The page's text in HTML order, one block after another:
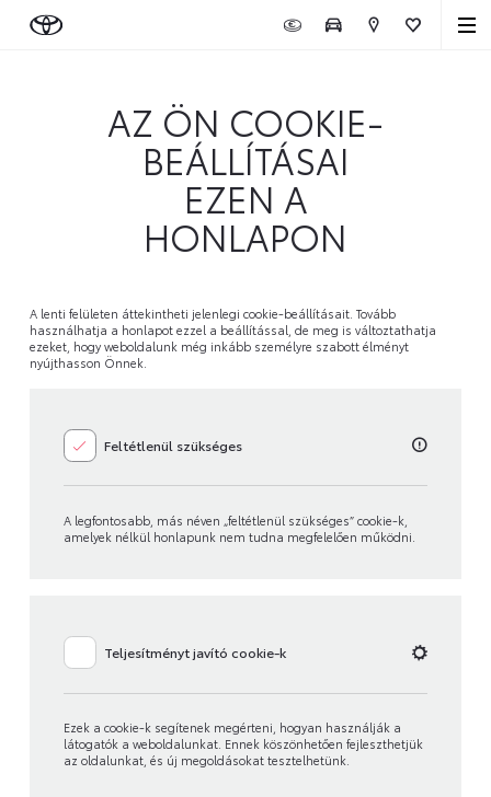
AZ ÖN COOKIE-
BEÁLLÍTÁSAI
EZEN A
HONLAPON
A lenti felületen áttekintheti jelenlegi cookie-beállításait. Tovább
használhatja a honlapot ezzel a beállítással, de meg is változtathatja
ezeket, hogy weboldalunk még inkább személyre szabott élményt
nyújthasson Önnek.
Feltétlenül szükséges
A legfontosabb, más néven „feltétlenül szükséges” cookie-k,
amelyek nélkül honlapunk nem tudna megfelelően működni.
Teljesítményt javító cookie-k
Ezek a cookie-k segítenek megérteni, hogyan használják a
látogatók a weboldalunkat. Ennek köszönhetően fejleszthetjük
az oldalunkat, és új megoldásokat tesztelhetünk.